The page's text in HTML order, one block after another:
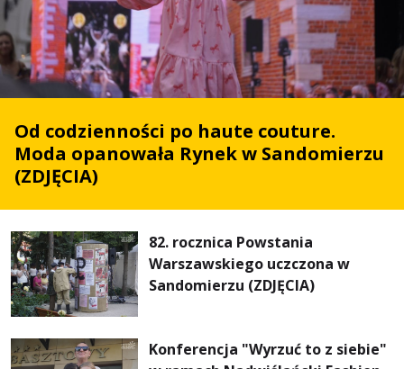
Od codzienności po haute couture.
Moda opanowała Rynek w Sandomierzu
(ZDJĘCIA)
82. rocznica Powstania
Warszawskiego uczczona w
Sandomierzu (ZDJĘCIA)
Konferencja "Wyrzuć to z siebie"